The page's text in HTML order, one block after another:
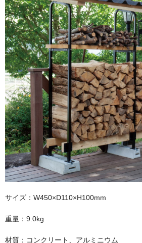
温度計
着火剤
グローブ
キッチングッズ
メンテナンス用品
清掃グッズ
補修グッズ
サイズ：W450×D110×H100mm
重量：9.0kg
材質：コンクリート、アルミニウム